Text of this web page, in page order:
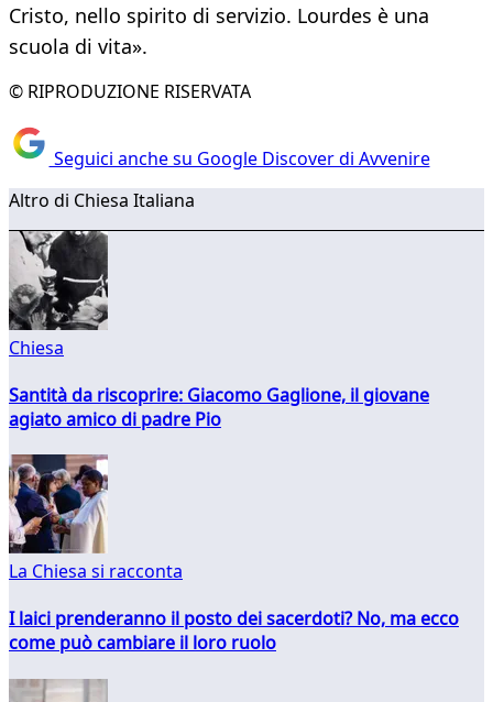
Cristo, nello spirito di servizio. Lourdes è una
scuola di vita».
© RIPRODUZIONE RISERVATA
Seguici anche su Google Discover di Avvenire
Altro di Chiesa Italiana
Chiesa
Santità da riscoprire: Giacomo Gaglione, il giovane
agiato amico di padre Pio
La Chiesa si racconta
I laici prenderanno il posto dei sacerdoti? No, ma ecco
come può cambiare il loro ruolo